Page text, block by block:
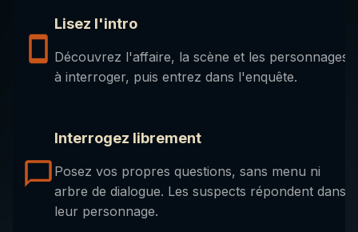
Lisez l'intro
Découvrez l'affaire, la scène et les personnages
à interroger, puis entrez dans l'enquête.
Interrogez librement
Posez vos propres questions, sans menu ni
arbre de dialogue. Les suspects répondent dans
leur personnage.